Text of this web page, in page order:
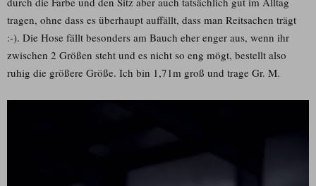
tragen, ohne dass es überhaupt auffällt, dass man Reitsachen trägt
:-). Die Hose fällt besonders am Bauch eher enger aus, wenn ihr
zwischen 2 Größen steht und es nicht so eng mögt, bestellt also
ruhig die größere Größe. Ich bin 1,71m groß und trage Gr. M.